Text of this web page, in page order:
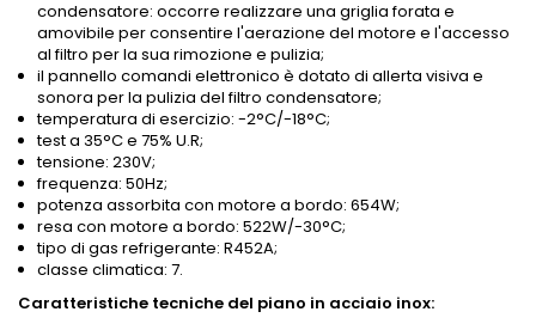
condensatore: occorre realizzare una griglia forata e
amovibile per consentire l'aerazione del motore e l'accesso
al filtro per la sua rimozione e pulizia;
il pannello comandi elettronico è dotato di allerta visiva e
sonora per la pulizia del filtro condensatore;
temperatura di esercizio: -2°C/-18°C;
test a 35°C e 75% U.R;
tensione: 230V;
frequenza: 50Hz;
potenza assorbita con motore a bordo: 654W;
resa con motore a bordo: 522W/-30°C;
tipo di gas refrigerante: R452A;
classe climatica: 7.
Caratteristiche tecniche del piano in acciaio inox: